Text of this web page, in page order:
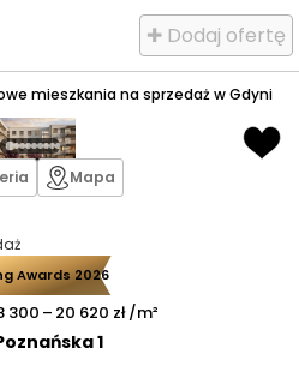
✚ Dodaj ofertę
mieszkania na sprzedaż w Gdyni
Awards 2026
300 – 20 620 zł /m²
1
Mapa